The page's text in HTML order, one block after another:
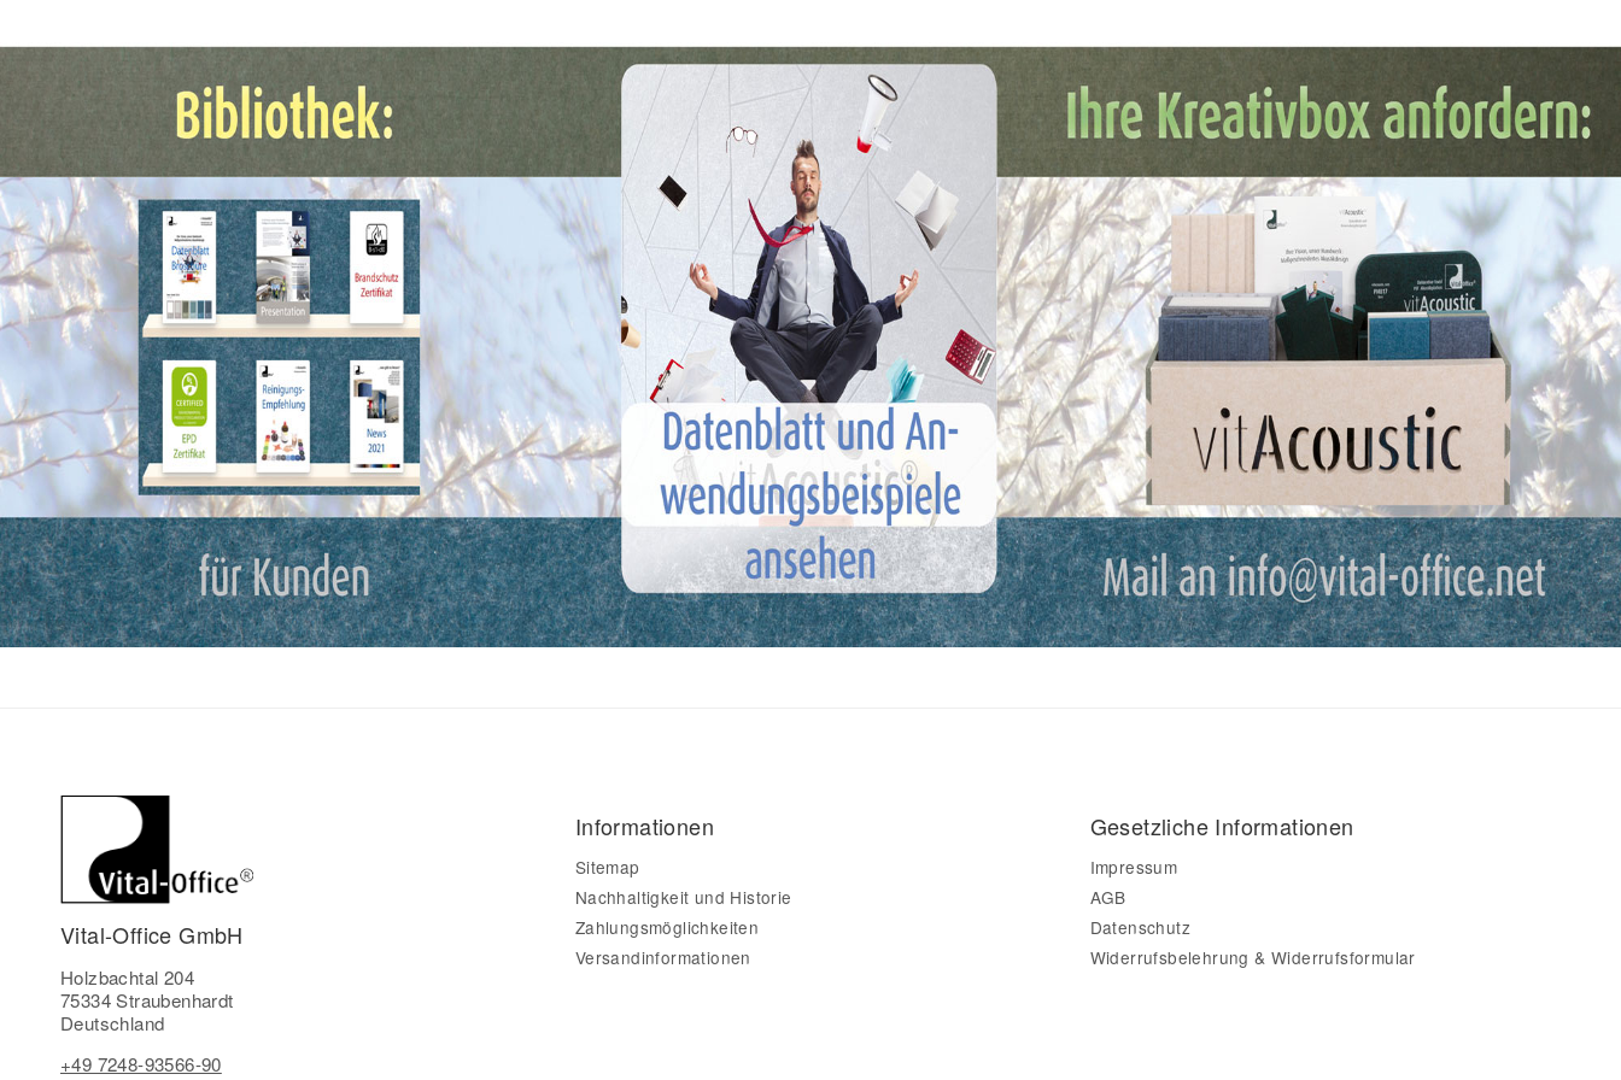
Vital-Office GmbH
Holzbachtal 204
75334 Straubenhardt
Deutschland
+49 7248-93566-90
Informationen
Sitemap
Nachhaltigkeit und Historie
Zahlungsmöglichkeiten
Versandinformationen
Gesetzliche Informationen
Impressum
AGB
Datenschutz
Widerrufsbelehrung & Widerrufsformular